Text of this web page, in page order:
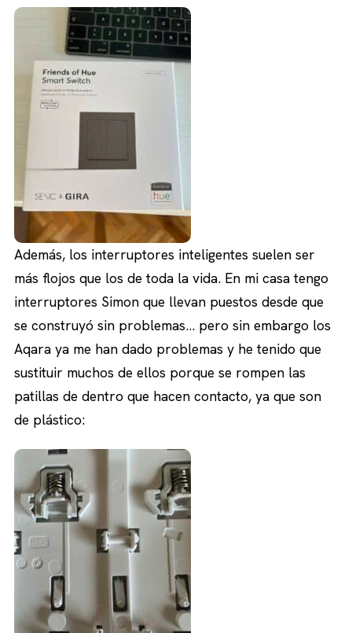
Además, los interruptores inteligentes suelen ser
más flojos que los de toda la vida. En mi casa tengo
interruptores Simon que llevan puestos desde que
se construyó sin problemas… pero sin embargo los
Aqara ya me han dado problemas y he tenido que
sustituir muchos de ellos porque se rompen las
patillas de dentro que hacen contacto, ya que son
de plástico: